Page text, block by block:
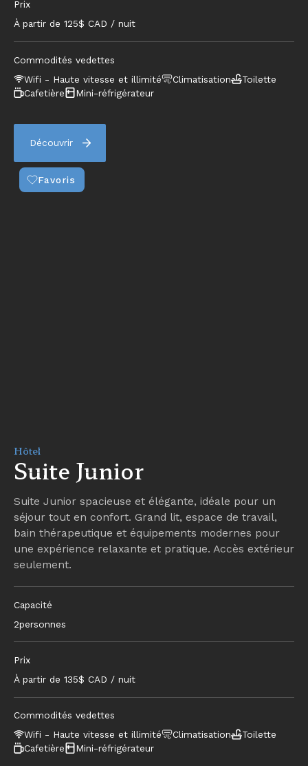
Prix
À partir de 125$ CAD / nuit
Commodités vedettes
Wifi - Haute vitesse et illimité
Climatisation
Toilette
Cafetière
Mini-réfrigérateur
Découvrir
Hôtel
Suite Junior
Suite Junior spacieuse et élégante, idéale pour un
séjour tout en confort. Grand lit, espace de travail,
bain thérapeutique et équipements modernes pour
une expérience relaxante et pratique. Accès extérieur
seulement.
Capacité
2personnes
Prix
À partir de 135$ CAD / nuit
Commodités vedettes
Wifi - Haute vitesse et illimité
Climatisation
Toilette
Cafetière
Mini-réfrigérateur
Favoris